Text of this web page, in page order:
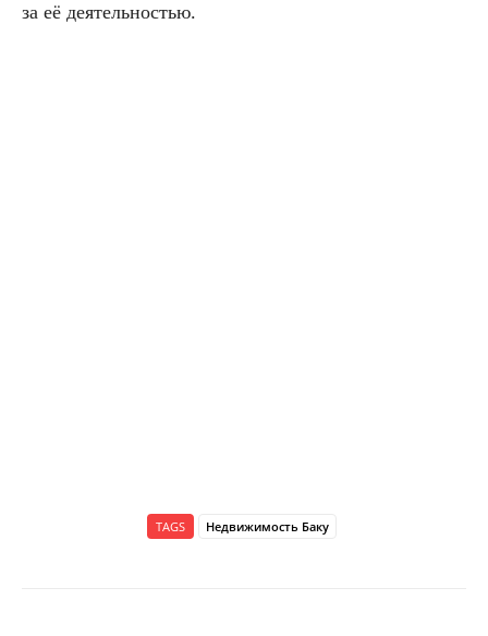
за её деятельностью.
TAGS Недвижимость Баку